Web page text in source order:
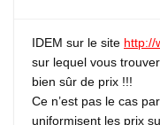
IDEM sur le site http://
sur lequel vous
bien sûr de prix !!!
Ce n’est pas le cas
uniformisent les prix